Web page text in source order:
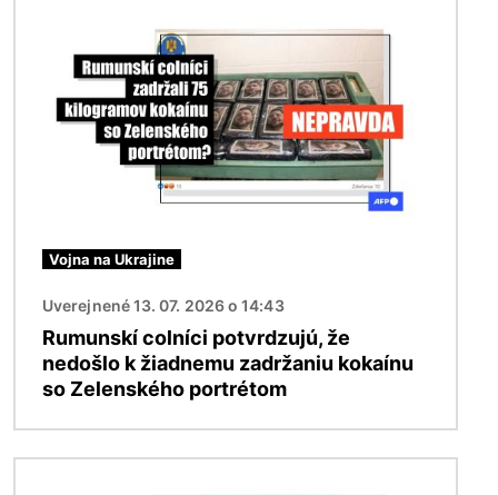
Vojna na Ukrajine
Uverejnené 13. 07. 2026 o 14:43
Rumunskí colníci potvrdzujú, že
nedošlo k žiadnemu zadržaniu kokaínu
so Zelenského portrétom